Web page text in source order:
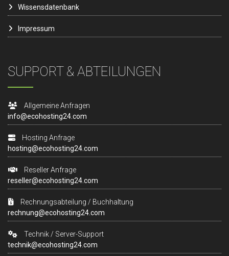
Wissensdatenbank
Impressum
SUPPORT & ABTEILUNGEN
Allgemeine Anfragen
info@ecohosting24.com
Hosting Anfrage
hosting@ecohosting24.com
Reseller Anfrage
reseller@ecohosting24.com
Rechnungsabteilung / Buchhaltung
rechnung@ecohosting24.com
Technik / Server-Support
technik@ecohosting24.com